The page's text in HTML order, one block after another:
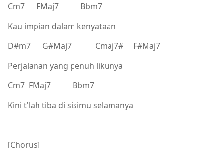
Cm7 FMaj7 Bbm7
Kau impian dalam kenyataan
D#m7 G#Maj7 Cmaj7# F#Maj7
Perjalanan yang penuh likunya
Cm7 FMaj7 Bbm7
Kini t'lah tiba di sisimu selamanya
[Chorus]